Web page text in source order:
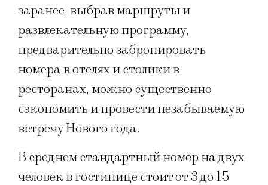
заранее, выбрав маршруты и
развлекательную программу,
предварительно забронировать
номера в отелях и столики в
ресторанах, можно существенно
сэкономить и провести незабываемую
встречу Нового года.
В среднем стандартный номер на двух
человек в гостинице стоит от 3 до 15